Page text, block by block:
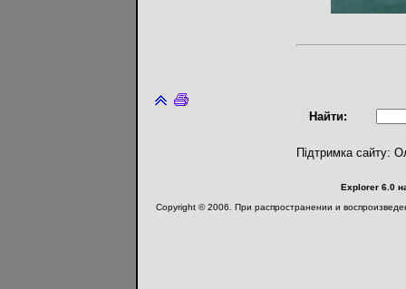
Найти:
Підтримка сайту:
Explorer 6.0
Copyright © 2006. При распространении и